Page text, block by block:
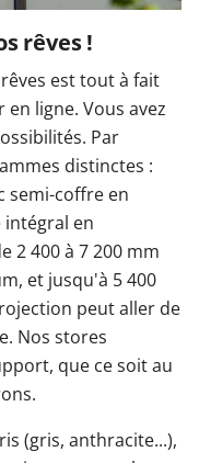
rêves !
est tout à fait
ligne. Vous avez
Par
distinctes :
semi-coffre en
intégral en
2 400 à 7 200 mm
et jusqu'à 5 400
peut aller de
Nos stores
que ce soit au
(gris, anthracite...),